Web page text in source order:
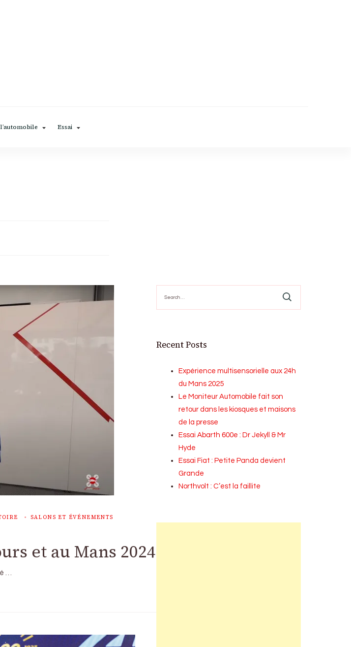
Essai
SALONS ET ÉVÉNEMENTS
et au Mans 2024
…
for:
Recent Posts
Expérience multisensorielle aux 24h
du Mans 2025
Le Moniteur Automobile fait son
retour dans les kiosques et maisons
de la presse
Essai Abarth 600e : Dr Jekyll & Mr
Hyde
Essai Fiat : Petite Panda devient
Grande
Northvolt : C’est la faillite